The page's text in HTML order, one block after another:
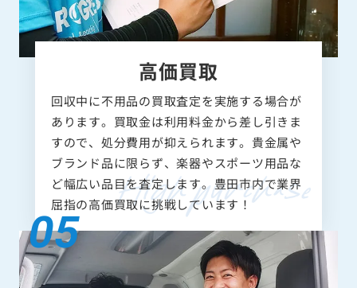
高価買取
回収中に不用品の買取査定を実施する場合が
あります。買取金は利用料金から差し引きま
すので、処分費用が抑えられます。貴金属や
ブランド品に限らず、楽器やスポーツ用品な
ど幅広い品目を査定します。豊田市内で業界
屈指の高価買取に挑戦しています！